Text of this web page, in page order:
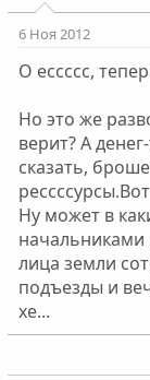
6 Ноя 2012
О ессссс,
Но это же
верит? А
сказать,
Ну может в
начальниками
лица земли
подъезды и
хе...